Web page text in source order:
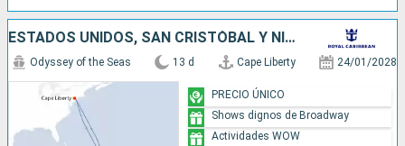
ESTADOS UNIDOS, SAN CRISTÓBAL Y NIEVES, ANTIGUA Y BARBUDA, BARBADOS, SANTA LUCIA, SAN MARTÍN
Odyssey of the Seas 13 d Cape Liberty 24/01/2028
PRECIO ÚNICO
Shows dignos de Broadway
Actividades WOW